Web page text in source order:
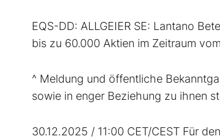
EQS-DD: ALLGEIER SE: Lantano
bis zu 60.000 Aktien im Zeitraum
^ Meldung und öffentliche
sowie in enger Beziehung zu ihnen
30.12.2025 / 11:00 CET/CEST Für